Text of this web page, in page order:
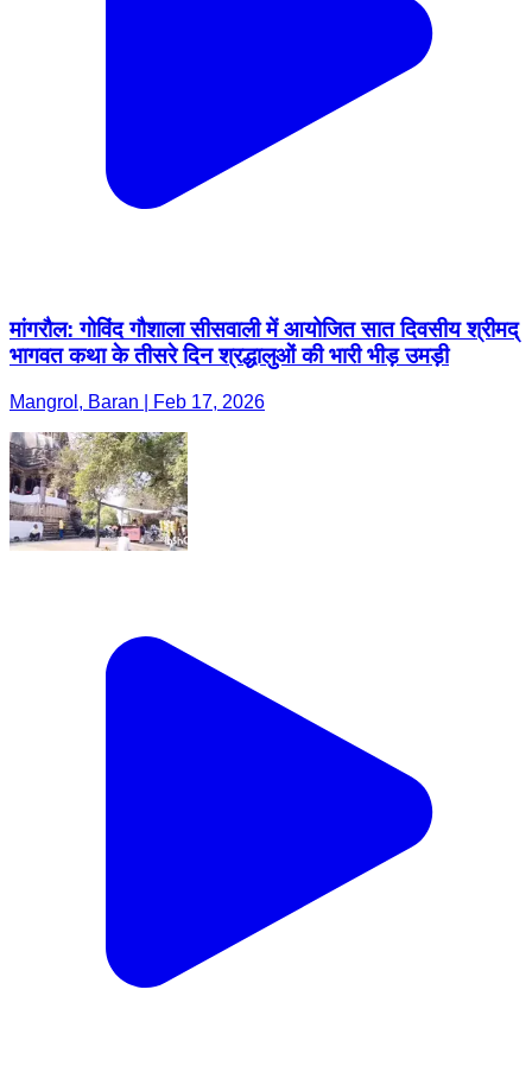
मांगरौल: गोविंद गौशाला सीसवाली में आयोजित सात दिवसीय श्रीमद्
भागवत कथा के तीसरे दिन श्रद्धालुओं की भारी भीड़ उमड़ी
Mangrol, Baran | Feb 17, 2026